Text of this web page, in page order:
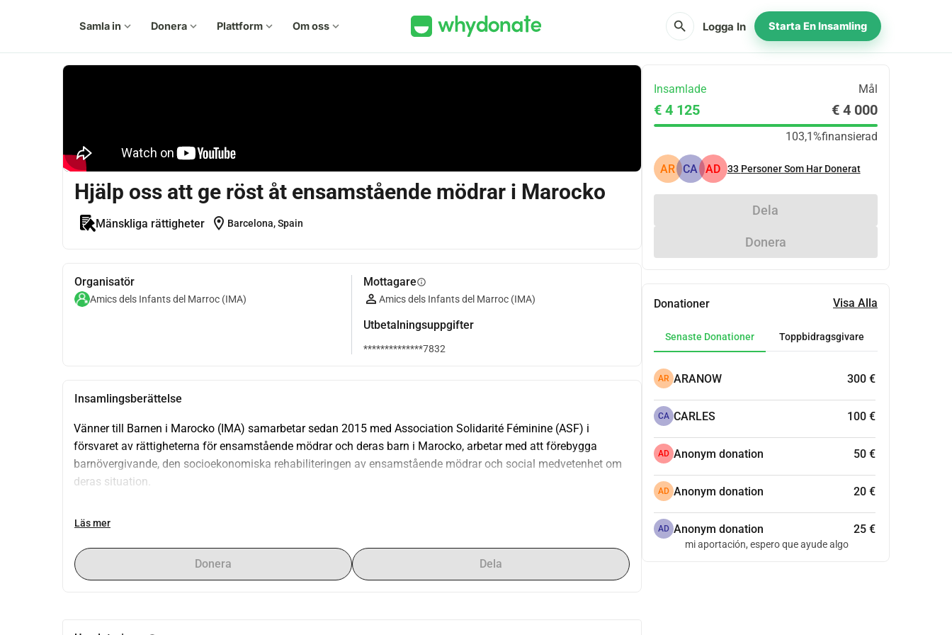
Samla in expand_more Donera expand_more Plattform expand_more Om oss expand_more search Logga In Starta En Insamling
Hjälp oss att ge röst åt ensamstående mödrar i Marocko
Mänskliga rättigheter location_on Barcelona, Spain
Organisatör
Amics dels Infants del Marroc (IMA)
Mottagareinfo
Amics dels Infants del Marroc (IMA)
Utbetalningsuppgifter
**************7832
Insamlingsberättelse
Vänner till Barnen i Marocko (IMA) samarbetar sedan 2015 med Association Solidarité Féminine (ASF) i
försvaret av rättigheterna för ensamstående mödrar och deras barn i Marocko, arbetar med att förebygga
barnövergivande, den socioekonomiska rehabiliteringen av ensamstående mödrar och social medvetenhet om
deras situation.
Målet med vår kampanj är att öka kapaciteten för att ta emot ensamstående mödrar i Palmier-centret i
förbättra nivån av självfinansiering för Association Solidarité Féminine (ASF) för att minska deras beroende av
externa bidrag.
Läs mer
Donera Dela
Insamlade Mål
€ 4 125 € 4 000
103,1%finansierad
AR CA AD 33 Personer Som Har Donerat
Dela
Donera
Donationer Visa Alla
Senaste Donationer Toppbidragsgivare
AR ARANOW 300 €
CA CARLES 100 €
AD Anonym donation 50 €
AD Anonym donation 20 €
AD Anonym donation 25 €
mi aportación, espero que ayude algo